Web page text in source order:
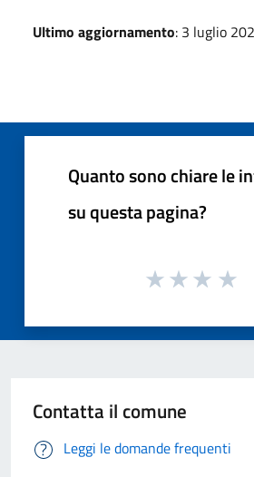
Ultimo aggiornamento: 3 luglio
Quanto sono chiare le
su questa pagina?
Contatta il comune
Leggi le domande frequenti